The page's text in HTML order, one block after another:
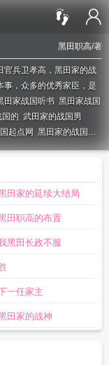
黑田职高/著
官兵卫孝高，黑田家的战
事，众多的优秀家臣，是
田家战国听书 黑田家战国
的 武田家的战国男
起点网 黑田家的战国
女主黑田家的战国 第501
家的战国txt黑田家的战
黑田家的战国最新章
黑田官兵卫日本黑田家
家的战国
影响黑田家的战国精校
家的战国 第322章
田家的延续大结局
田职高的布置
黑田长政不服
一任家主
田家的战神